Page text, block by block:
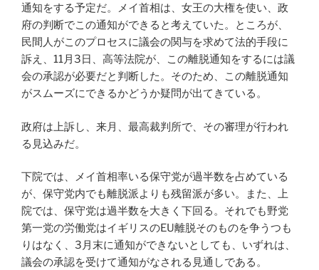
通知をする予定だ。メイ首相は、女王の大権を使い、政
府の判断でこの通知ができると考えていた。ところが、
民間人がこのプロセスに議会の関与を求めて法的手段に
訴え、11月3日、高等法院が、この離脱通知をするには議
会の承認が必要だと判断した。そのため、この離脱通知
がスムーズにできるかどうか疑問が出てきている。
政府は上訴し、来月、最高裁判所で、その審理が行われ
る見込みだ。
下院では、メイ首相率いる保守党が過半数を占めている
が、保守党内でも離脱派よりも残留派が多い。また、上
院では、保守党は過半数を大きく下回る。それでも野党
第一党の労働党はイギリスのEU離脱そのものを争うつも
りはなく、3月末に通知ができないとしても、いずれは、
議会の承認を受けて通知がなされる見通しである。